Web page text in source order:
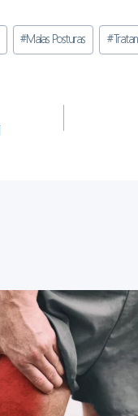
#Malas Posturas #